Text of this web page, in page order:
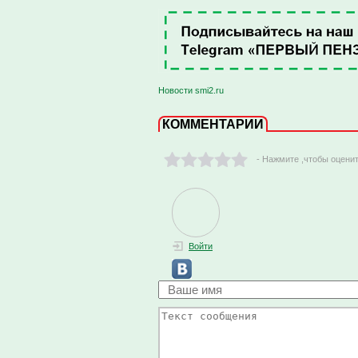
Новости smi2.ru
КОММЕНТАРИИ
- Нажмите ,чтобы
Войти